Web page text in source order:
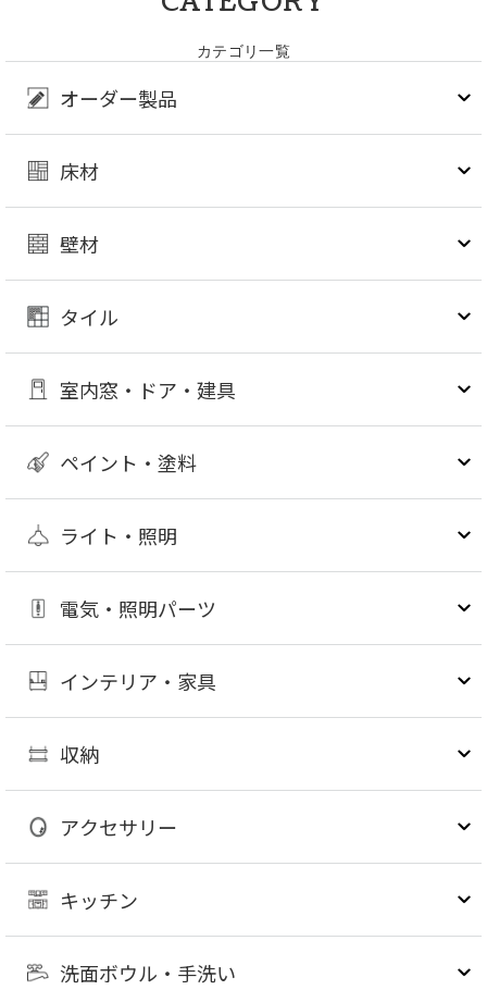
カテゴリ一覧
オーダー製品
床材
壁材
タイル
室内窓・ドア・建具
ペイント・塗料
ライト・照明
電気・照明パーツ
インテリア・家具
収納
アクセサリー
キッチン
洗面ボウル・手洗い